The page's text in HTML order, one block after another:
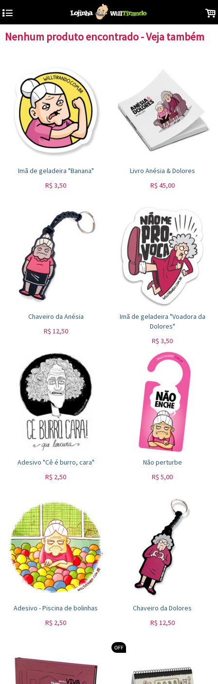
4 .
Nenhum produto encontrado - Veja também
Imã de geladeira "Banana"
R$ 3,50
Livro Anésia & Dolores
R$ 45,00
Chaveiro da Anésia
R$ 12,50
Imã de geladeira "Voadora da
Dolores"
R$ 3,50
Adesivo "Cê é burro, cara"
R$ 2,50
Não perturbe
R$ 5,00
Adesivo - Piscina de bolinhas
R$ 2,50
Chaveiro da Dolores
R$ 12,50